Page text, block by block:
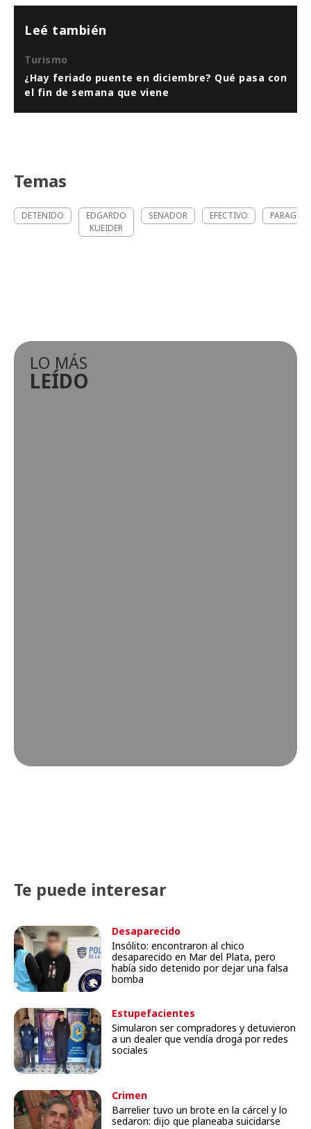
Leé también
Turismo
¿Hay feriado puente en diciembre? Qué pasa con
el fin de semana que viene
Temas
DETENIDO
EDGARDO
KUEIDER
SENADOR EFECTIVO
LO MÁS
LEÍDO
Te puede interesar
Desaparecido
Insólito: encontraron al chico
desaparecido en Mar del Plata, pero
había sido detenido por dejar una falsa
bomba
Estupefacientes
Simularon ser compradores y detuvieron
a un dealer que vendía droga por redes
sociales
Crimen
Barrelier tuvo un brote en la cárcel y lo
sedaron: dijo que planeaba suicidarse